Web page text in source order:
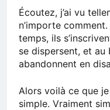
Écoutez, j’ai vu
n’importe
temps, ils
se dispersent, et
abandonnent en
Alors voilà ce que
simple. Vraiment